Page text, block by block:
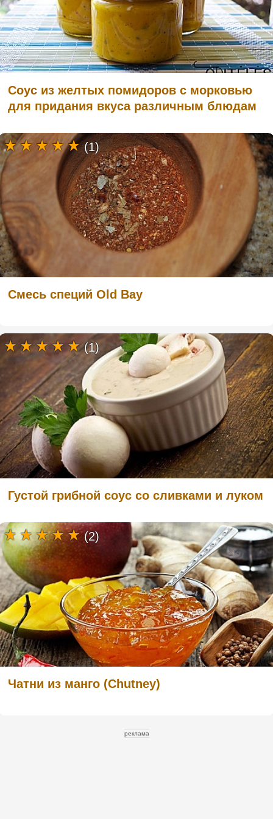
Соус из желтых помидоров с морковью
для придания вкуса различным блюдам
Смесь специй Old Bay
(1)
Густой грибной соус со сливками и луком
(1)
Чатни из манго (Chutney)
(2)
реклама